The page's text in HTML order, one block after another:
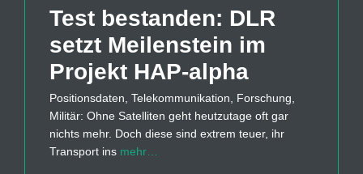
Test bestanden: DLR
setzt Meilenstein im
Projekt HAP-alpha
Positionsdaten, Telekommunikation, Forschung,
Militär: Ohne Satelliten geht heutzutage oft gar
nichts mehr. Doch diese sind extrem teuer, ihr
Transport ins mehr…